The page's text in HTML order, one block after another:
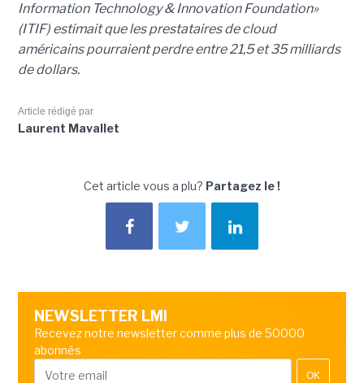
Information Technology & Innovation Foundation»
(ITIF) estimait que les prestataires de cloud
américains pourraient perdre entre 21,5 et 35 milliards
de dollars.
Article rédigé par
Laurent Mavallet
Cet article vous a plu? Partagez le !
NEWSLETTER LMI
Recevez notre newsletter comme plus de 50000
abonnés
OK